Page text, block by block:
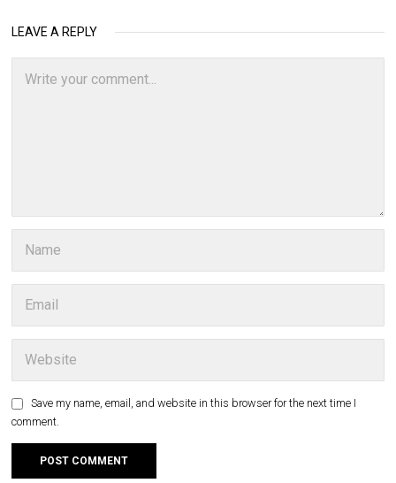
LEAVE A REPLY
Save my name, email, and website in this browser for the next time I
comment.